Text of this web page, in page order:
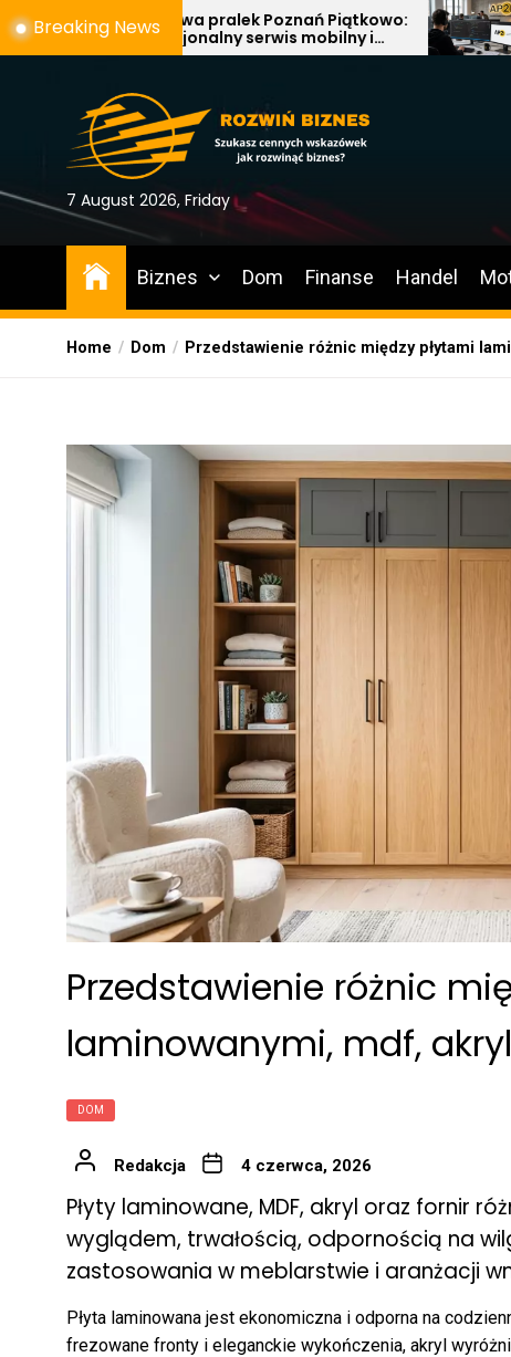
Skip
to
Breaking News
pralek Poznań Piątkowo:
serwis mobilny i
usterek AGD
Cyfryzacja b2b:
obniża koszty
7 August 2026, Friday
Biznes Dom Finanse Handel
Home Dom Przedstawienie różnic między płytami
Przedstawienie różnic
laminowanymi, mdf,
DOM
Redakcja 4 czerwca, 2026
Płyty laminowane, MDF, akryl oraz fornir
wyglądem, trwałością, odpornością na
zastosowania w meblarstwie i aranżacji
Płyta laminowana jest ekonomiczna i odporna na
frezowane fronty i eleganckie wykończenia, akryl